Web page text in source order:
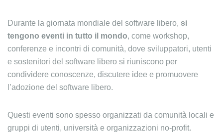
Durante la giornata mondiale del software libero, si
tengono eventi in tutto il mondo, come workshop,
conferenze e incontri di comunità, dove sviluppatori, utenti
e sostenitori del software libero si riuniscono per
condividere conoscenze, discutere idee e promuovere
l’adozione del software libero.
Questi eventi sono spesso organizzati da comunità locali e
gruppi di utenti, università e organizzazioni no-profit.